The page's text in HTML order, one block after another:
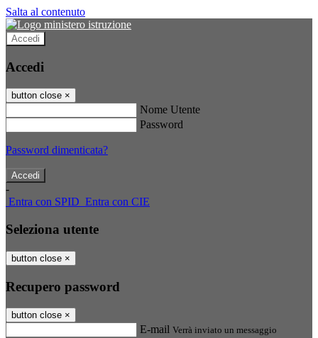
Salta al contenuto
Accedi
Accedi
button close ×
Nome Utente
Password
Password dimenticata?
-
Entra con SPID Entra con CIE
Seleziona utente
button close ×
Recupero password
button close ×
E-mail Verrà inviato un messaggio